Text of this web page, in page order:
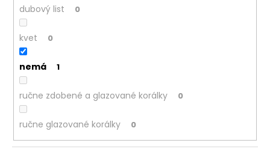
dubový list 0
kvet 0
nemá 1
ručne zdobené a glazované korálky 0
ručne glazované korálky 0